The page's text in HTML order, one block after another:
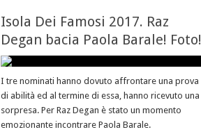
Isola Dei Famosi 2017. Raz
Degan bacia Paola Barale! Foto!
I tre nominati hanno dovuto affrontare una prova
di abilità ed al termine di essa, hanno ricevuto una
sorpresa. Per Raz Degan è stato un momento
emozionante incontrare Paola Barale.